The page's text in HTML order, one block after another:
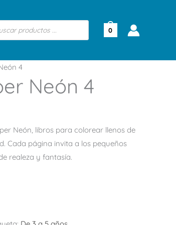
0
4
Neón 4
Neón, libros para colorear llenos de
Cada página invita a los pequeños
realeza y fantasía.